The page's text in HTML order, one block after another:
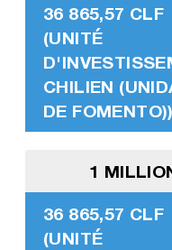
36 865,57 CLF
(UNITÉ
CHILIEN
DE FOMENTO))
1
36 865,57 CLF
(UNITÉ